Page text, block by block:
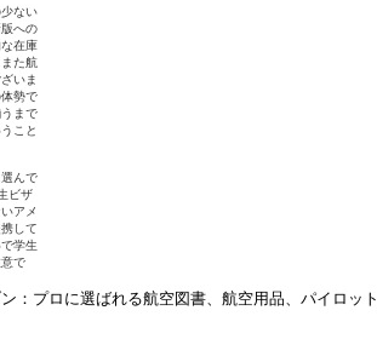
：プロに選ばれる航空図書、航空用品、パイロッ